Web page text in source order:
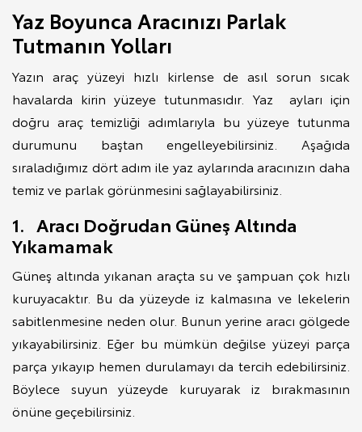
Yaz Boyunca Aracınızı Parlak
Tutmanın Yolları
Yazın araç yüzeyi hızlı kirlense de asıl sorun sıcak
havalarda kirin yüzeye tutunmasıdır. Yaz ayları için
doğru araç temizliği adımlarıyla bu yüzeye tutunma
durumunu baştan engelleyebilirsiniz. Aşağıda
sıraladığımız dört adım ile yaz aylarında aracınızın daha
temiz ve parlak görünmesini sağlayabilirsiniz.
1. Aracı Doğrudan Güneş Altında
Yıkamamak
Güneş altında yıkanan araçta su ve şampuan çok hızlı
kuruyacaktır. Bu da yüzeyde iz kalmasına ve lekelerin
sabitlenmesine neden olur. Bunun yerine aracı gölgede
yıkayabilirsiniz. Eğer bu mümkün değilse yüzeyi parça
parça yıkayıp hemen durulamayı da tercih edebilirsiniz.
Böylece suyun yüzeyde kuruyarak iz bırakmasının
önüne geçebilirsiniz.